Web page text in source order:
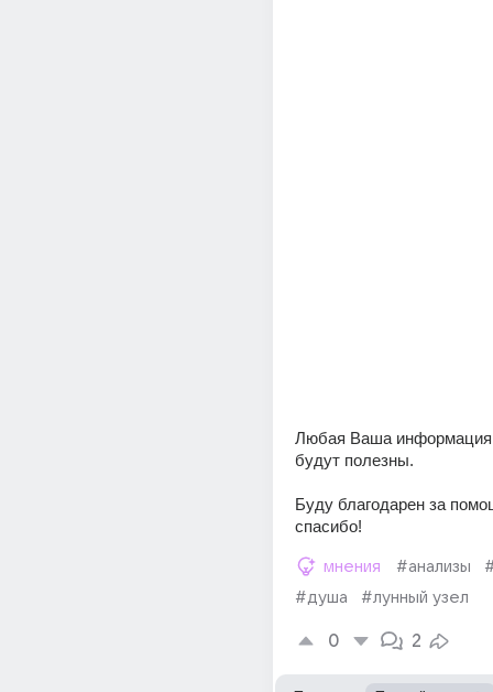
Любая Ваша информация,
будут полезны.
Буду благодарен за
спасибо!
мнения #анализы
#душа
#лунный узел
0 2